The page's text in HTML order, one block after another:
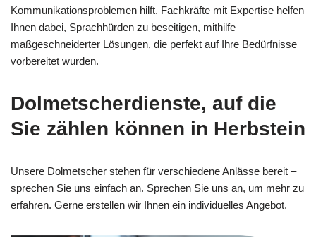
Kommunikationsproblemen hilft. Fachkräfte mit Expertise helfen
Ihnen dabei, Sprachhürden zu beseitigen, mithilfe
maßgeschneiderter Lösungen, die perfekt auf Ihre Bedürfnisse
vorbereitet wurden.
Dolmetscherdienste, auf die
Sie zählen können in Herbstein
Unsere Dolmetscher stehen für verschiedene Anlässe bereit –
sprechen Sie uns einfach an. Sprechen Sie uns an, um mehr zu
erfahren. Gerne erstellen wir Ihnen ein individuelles Angebot.